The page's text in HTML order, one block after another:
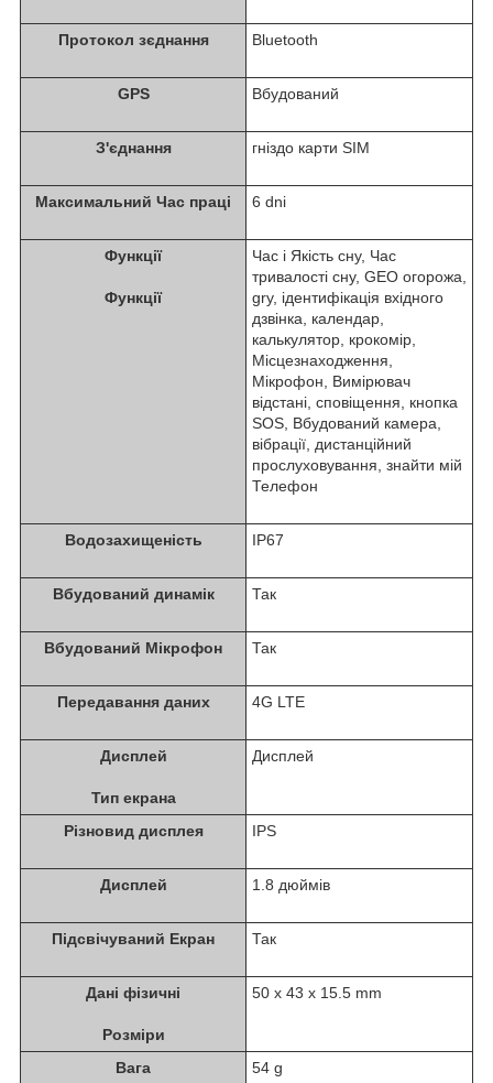
Протокол зєднання Bluetooth
GPS Вбудований
З'єднання гніздо карти SIM
Максимальний Час праці 6 dni
Функції
Функції
Час i Якість сну, Час
тривалості сну, GEO огорожа,
gry, ідентифікація вхідного
дзвінка, календар,
калькулятор, крокомір,
Місцезнаходження,
Мікрофон, Вимірювач
відстані, сповіщення, кнопка
SOS, Вбудований камера,
вібрації, дистанційний
прослуховування, знайти мій
Телефон
Водозахищеність IP67
Вбудований динамік Так
Вбудований Мікрофон Так
Передавання даних 4G LTE
Дисплей
Тип екрана
Дисплей
Різновид дисплея IPS
Дисплей 1.8 дюймів
Підсвічуваний Екран Так
Дані фізичні
Розміри
50 x 43 x 15.5 mm
Вага 54 g